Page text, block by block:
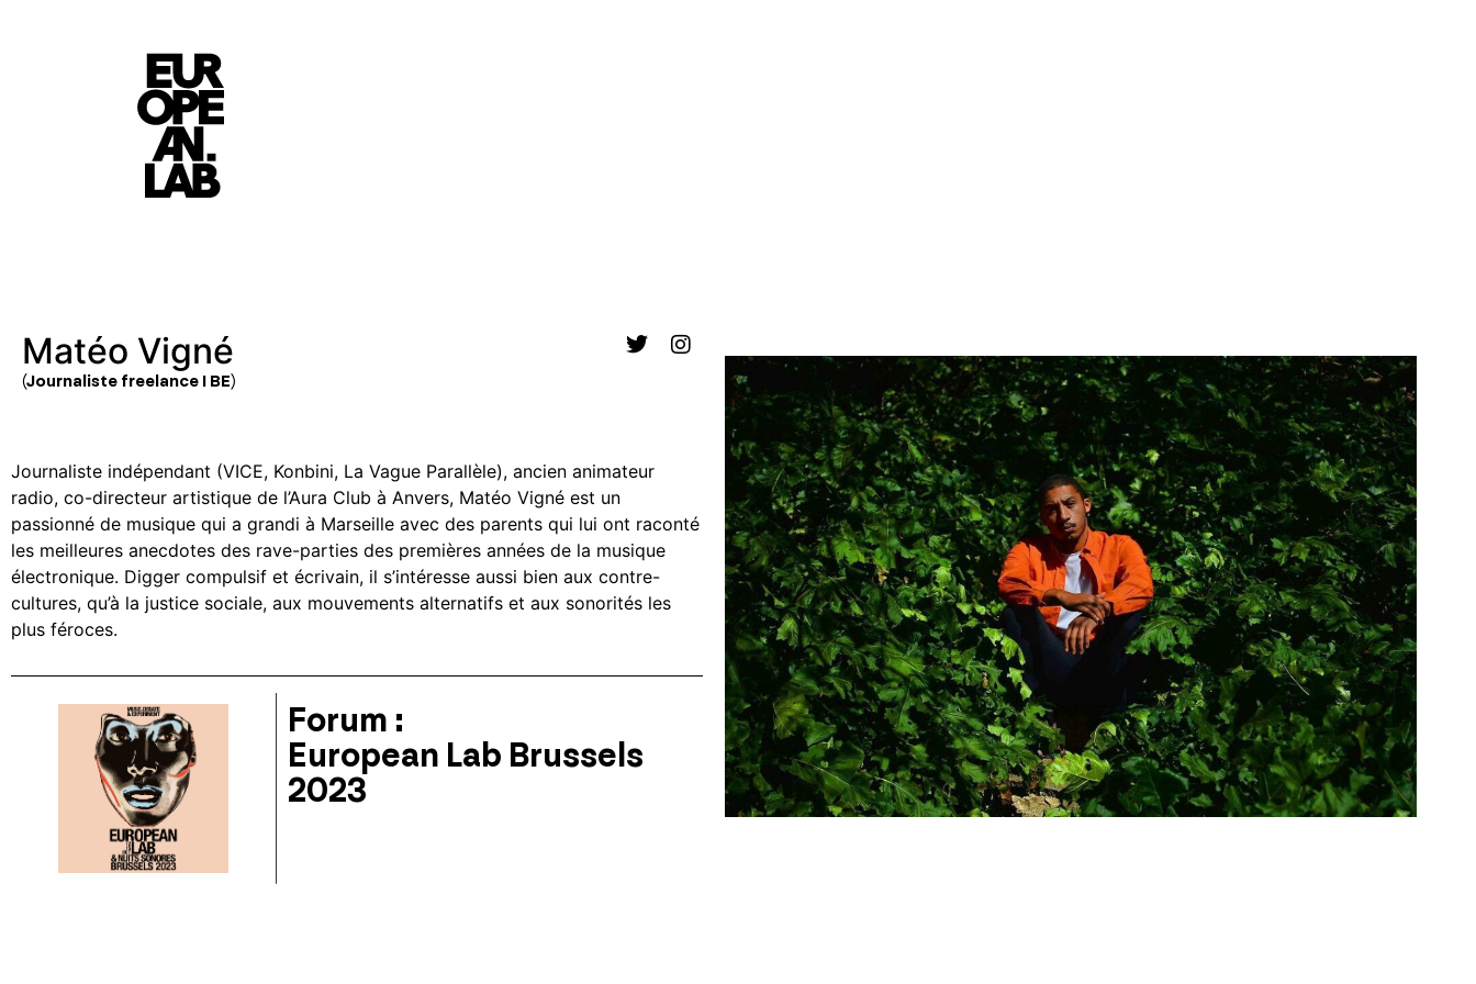
Matéo Vigné
(Journaliste freelance I BE)
Journaliste indépendant (VICE, Konbini, La Vague Parallèle), ancien animateur
radio, co-directeur artistique de l’Aura Club à Anvers, Matéo Vigné est un
passionné de musique qui a grandi à Marseille avec des parents qui lui ont raconté
les meilleures anecdotes des rave-parties des premières années de la musique
électronique. Digger compulsif et écrivain, il s’intéresse aussi bien aux contre-
cultures, qu’à la justice sociale, aux mouvements alternatifs et aux sonorités les
plus féroces.
Forum :
European Lab Brussels
2023